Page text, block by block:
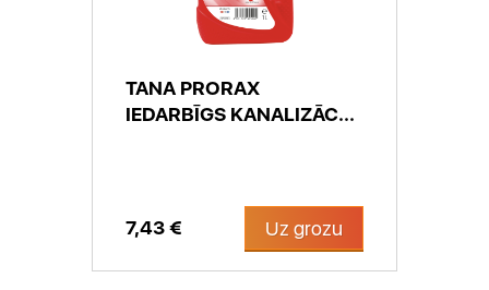
TANA PRORAX
IEDARBĪGS KANALIZĀC...
7,43 € Uz grozu